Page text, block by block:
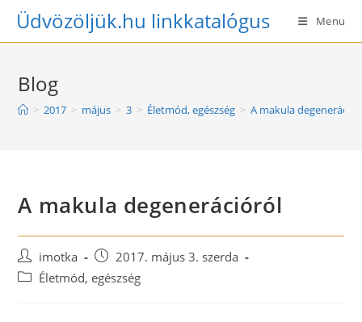
SkipÜdvözöljük.hu linkkatalógus Menu
Blog
> 2017 > május > 3 > Életmód, egészség > A makula
A makula degenerációról
Post
author:
imotka
Post
published:
2017. május 3. szerda
PostÉletmód, egészség